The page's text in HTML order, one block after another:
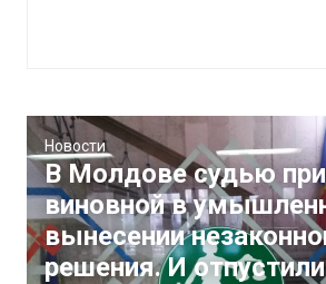
Новости
В Молдове судью
виновной в
вынесении
решения. И отпустили